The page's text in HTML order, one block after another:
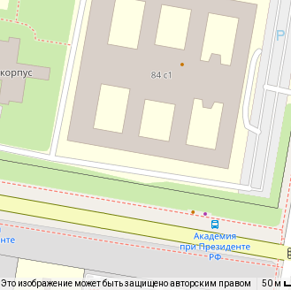
Это изображение может быть защищено авторским правом 50 м